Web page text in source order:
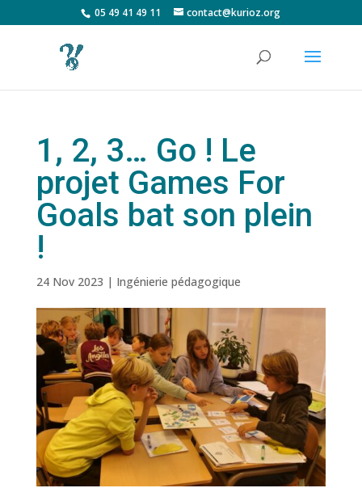
05 49 41 49 11 contact@kurioz.org
1, 2, 3… Go ! Le
projet Games For
Goals bat son plein
!
24 Nov 2023 | Ingénierie pédagogique